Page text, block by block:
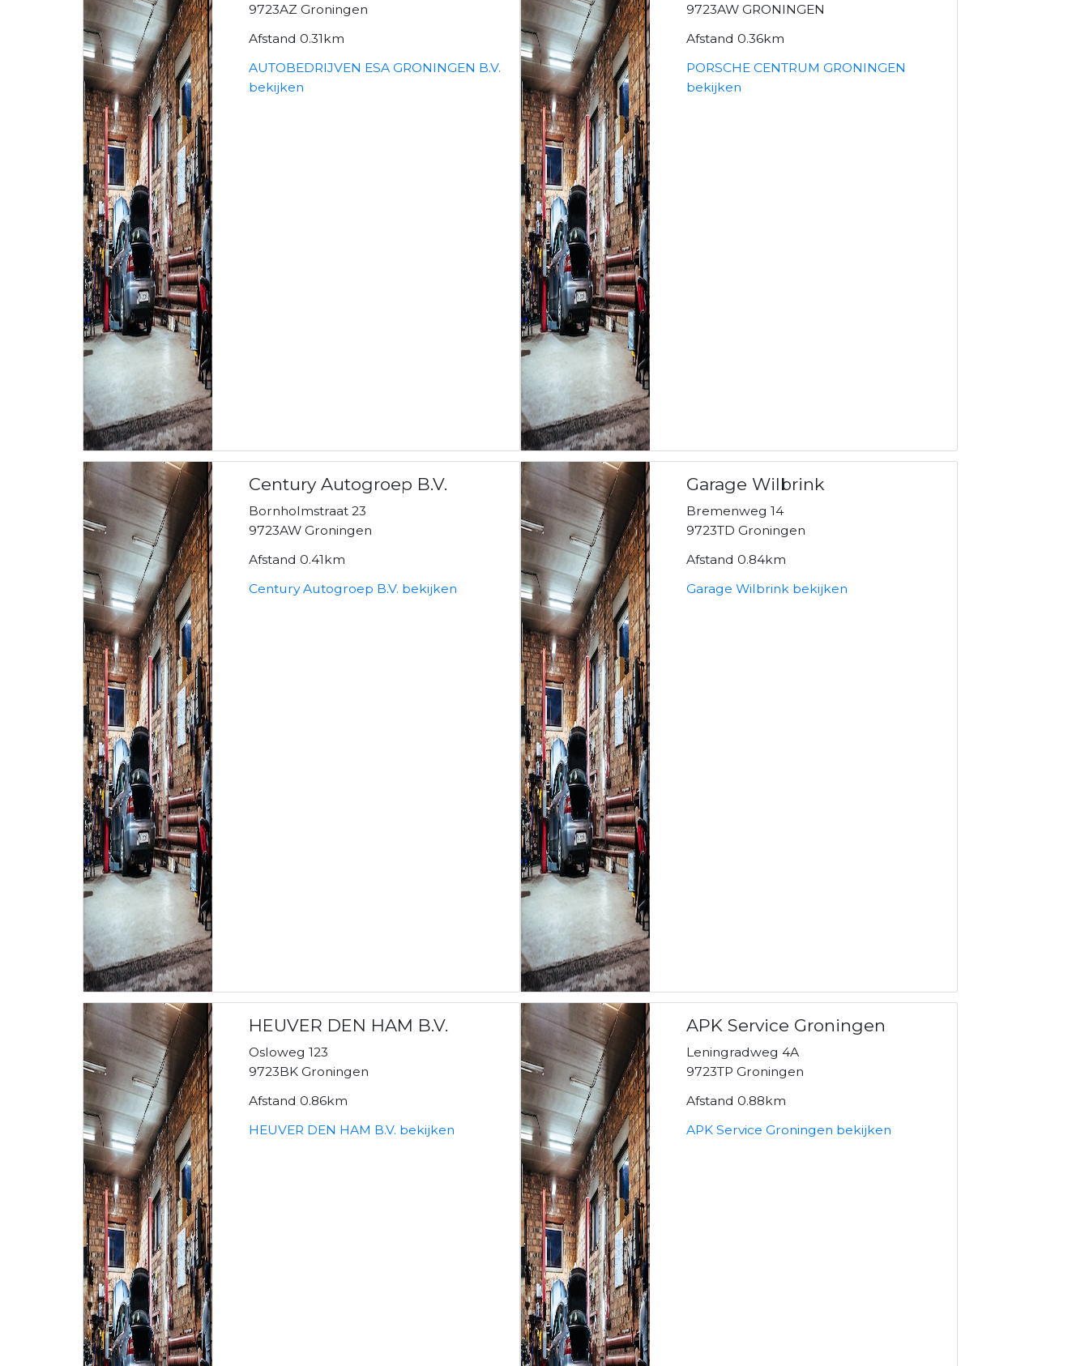
9723AZ Groningen
Afstand 0.31km
AUTOBEDRIJVEN ESA GRONINGEN B.V.
bekijken
9723AW GRONINGEN
Afstand 0.36km
PORSCHE CENTRUM GRONINGEN
bekijken
Century Autogroep B.V.
Bornholmstraat 23
9723AW Groningen
Afstand 0.41km
Century Autogroep B.V. bekijken
Garage Wilbrink
Bremenweg 14
9723TD Groningen
Afstand 0.84km
Garage Wilbrink bekijken
HEUVER DEN HAM B.V.
Osloweg 123
9723BK Groningen
Afstand 0.86km
HEUVER DEN HAM B.V. bekijken
APK Service Groningen
Leningradweg 4A
9723TP Groningen
Afstand 0.88km
APK Service Groningen bekijken